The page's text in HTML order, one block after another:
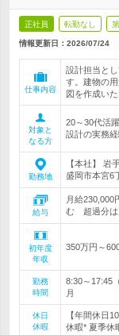
正社員 転勤なし
情報更新日：2026/07/24
仕事内容
設計担当と
す。建物の
図を作成いた
対象と
なる方
20～30代活
設計の実務経
勤務地
【本社】 岩
盛岡市本宮6
給与
月給230,000
む 超過分は
初年度
年収
350万円～
勤務
時間
8:30～17:45
月
休日
休暇
【年間休日
休暇* 夏季休